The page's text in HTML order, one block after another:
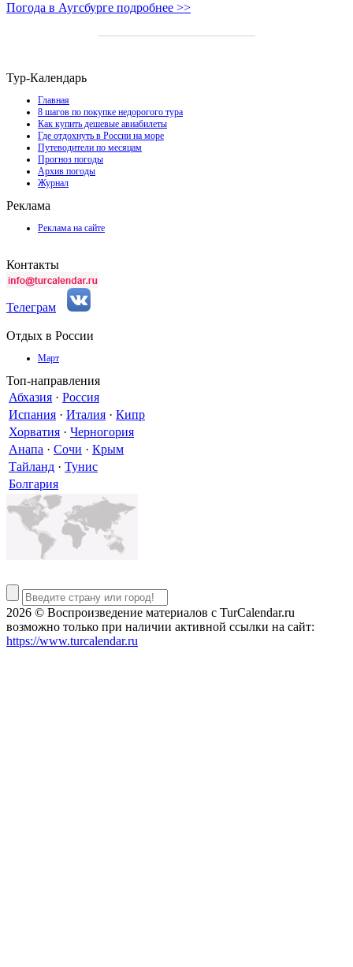
Погода в Аугсбурге подробнее >>
Тур-Календарь
Главная
8 шагов по покупке недорогого тура
Как купить дешевые авиабилеты
Где отдохнуть в России на море
Путеводители по месяцам
Прогноз погоды
Архив погоды
Журнал
Реклама
Реклама на сайте
Контакты
Телеграм
Отдых в России
Март
Топ-направления
Абхазия · Россия
Испания · Италия · Кипр
Хорватия · Черногория
Анапа · Сочи · Крым
Тайланд · Тунис
Болгария
2026 © Воспроизведение материалов c TurCalendar.ru
возможно только при наличии активной ссылки на сайт:
https://www.turcalendar.ru